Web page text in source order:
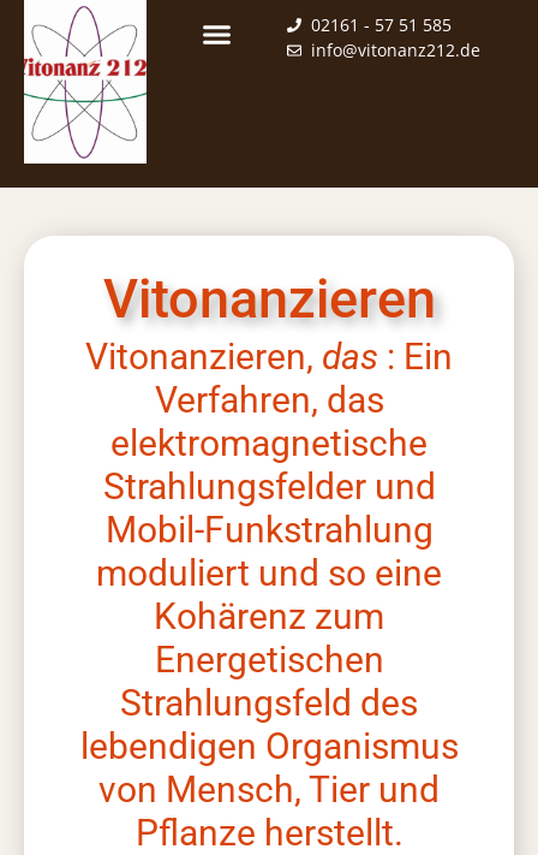
02161 - 57 51 585
info@vitonanz212.de
Vitonanzieren
Vitonanzieren, das : Ein
Verfahren, das
elektromagnetische
Strahlungsfelder und
Mobil-Funkstrahlung
moduliert und so eine
Kohärenz zum
Energetischen
Strahlungsfeld des
lebendigen Organismus
von Mensch, Tier und
Pflanze herstellt.